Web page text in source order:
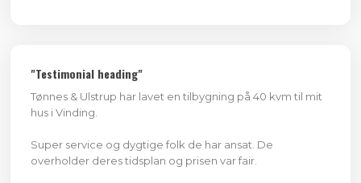
"Testimonial heading"
Tønnes & Ulstrup har lavet en tilbygning på 40 kvm til mit
hus i Vinding.
Super service og dygtige folk de har ansat. De
overholder deres tidsplan og prisen var fair.